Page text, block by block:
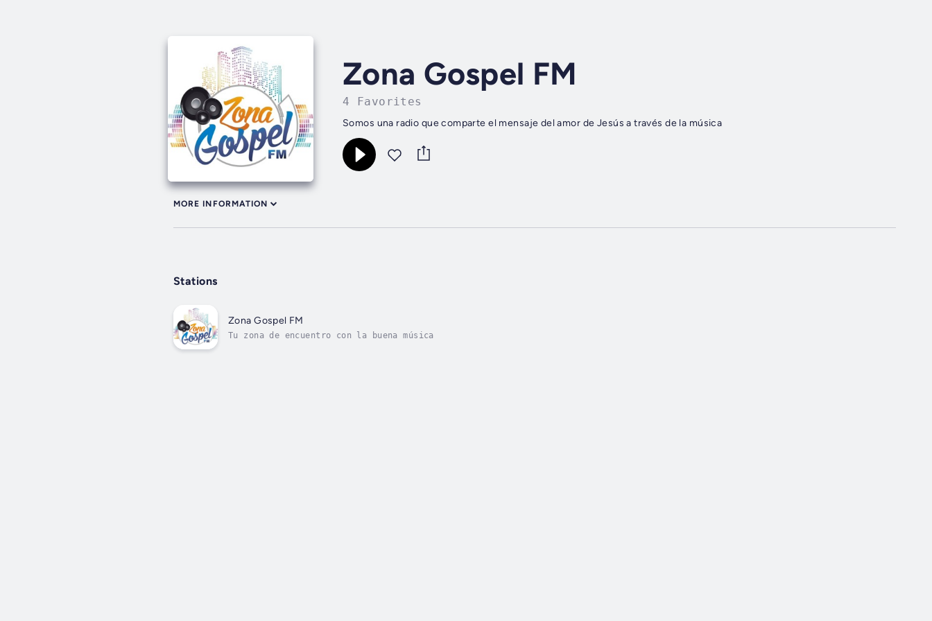
Zona Gospel FM
4 Favorites
Somos una radio que comparte el mensaje del amor de Jesús a través de la música
MORE INFORMATION
Stations
Zona Gospel FM
Tu zona de encuentro con la buena música